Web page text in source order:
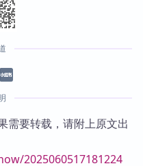
需要转载，请附上原文出
2025060517181224